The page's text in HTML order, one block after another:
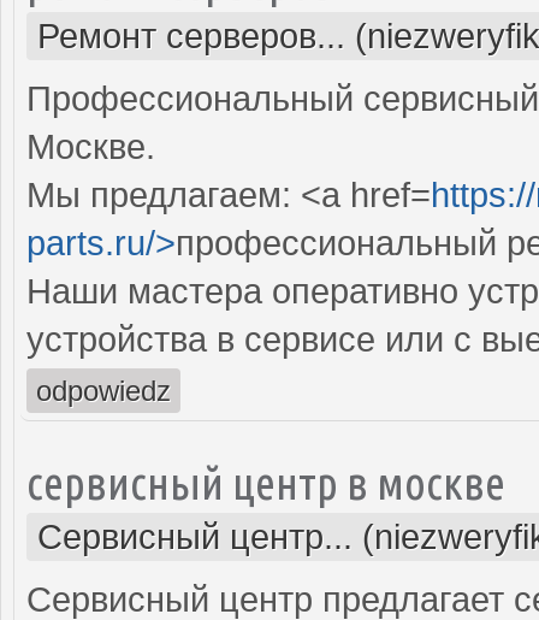
Ремонт серверов...
Профессиональный
Москве.
Мы предлагаем: <a href=
parts.ru/>профессиональный
Наши мастера оперативно
устройства в сервисе или с
odpowiedz
сервисный центр в москве
Сервисный центр...
Сервисный центр предлагает